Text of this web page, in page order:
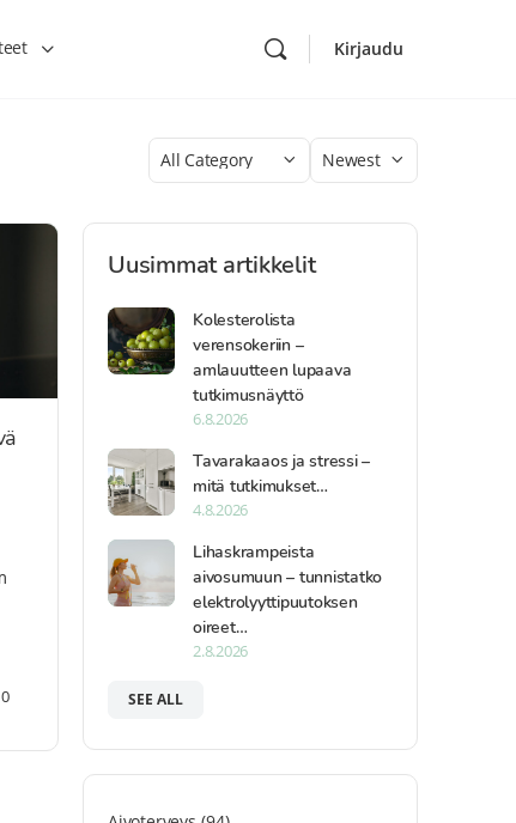
Kirjaudu
Category
Sort
0
Uusimmat artikkelit
Kolesterolista
verensokeriin –
amlauutteen lupaava
tutkimusnäyttö
6.8.2026
Tavarakaaos ja stressi –
mitä tutkimukset…
4.8.2026
Lihaskrampeista
aivosumuun – tunnistatko
elektrolyyttipuutoksen
oireet…
2.8.2026
SEE ALL